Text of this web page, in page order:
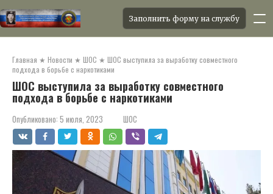
контенту
Заполнить форму на службу
Главная ★ Новости ★ ШОС ★ ШОС выступила за выработку совместного
подхода в борьбе с наркотиками
ШОС выступила за выработку совместного
подхода в борьбе с наркотиками
Опубликовано: 5 июля, 2023 ШОС